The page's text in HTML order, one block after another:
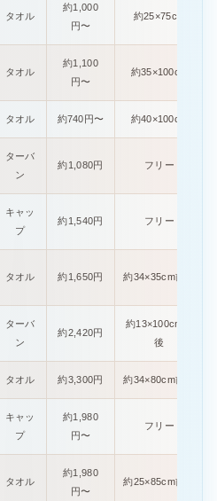
タオル
約1,000
円〜
約25×75cm
タオル
約1,100
円〜
約35×100cm
タオル 約740円〜 約40×100cm
ターバ
ン
約1,080円 フリー
キャッ
プ
約1,540円 フリー
タオル 約1,650円 約34×35cm前後
ターバ
ン
約2,420円
約13×100cm前
後
タオル 約3,300円 約34×80cm前後
キャッ
プ
約1,980
円〜
フリー
タオル
約1,980
円〜
約25×85cm前後